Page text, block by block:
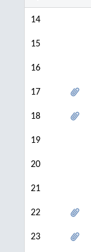
14
15
16
17
18
19
20
21
22
23